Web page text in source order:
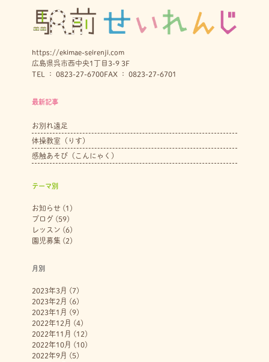
https://ekimae-seirenji.com
広島県呉市西中央1丁目3-9 3F
TEL ： 0823-27-6700FAX ： 0823-27-6701
最新記事
お別れ遠足
体操教室（りす）
感触あそび（こんにゃく）
テーマ別
お知らせ(1)
ブログ (59)
レッスン (6)
園児募集 (2)
月別
2023年3月 (7)
2023年2月 (6)
2023年1月 (9)
2022年12月 (4)
2022年11月 (12)
2022年10月 (10)
2022年9月 (5)